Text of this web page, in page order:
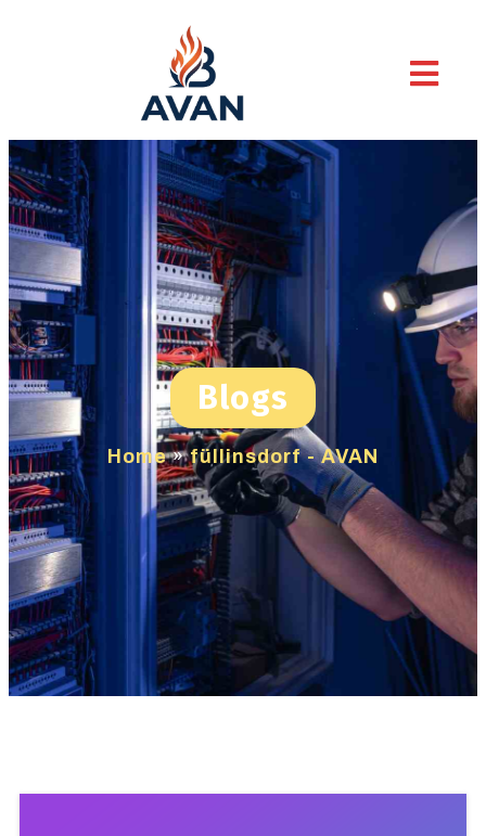
Blogs
Home»füllinsdorf - AVAN